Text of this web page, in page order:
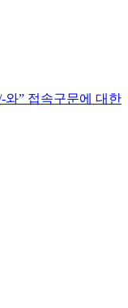
와” 접속구문에 대한